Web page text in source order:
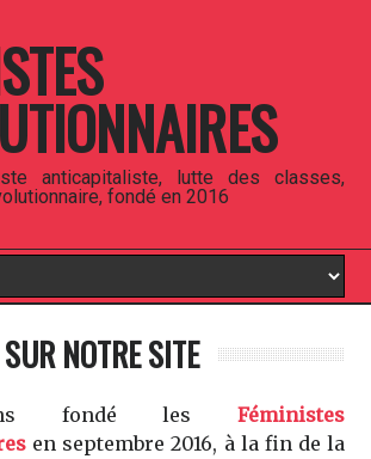
anticapitaliste, lutte des classes,
fondé en 2016
NOTRE SITE
fondé les Féministes
en septembre 2016, à la fin de la